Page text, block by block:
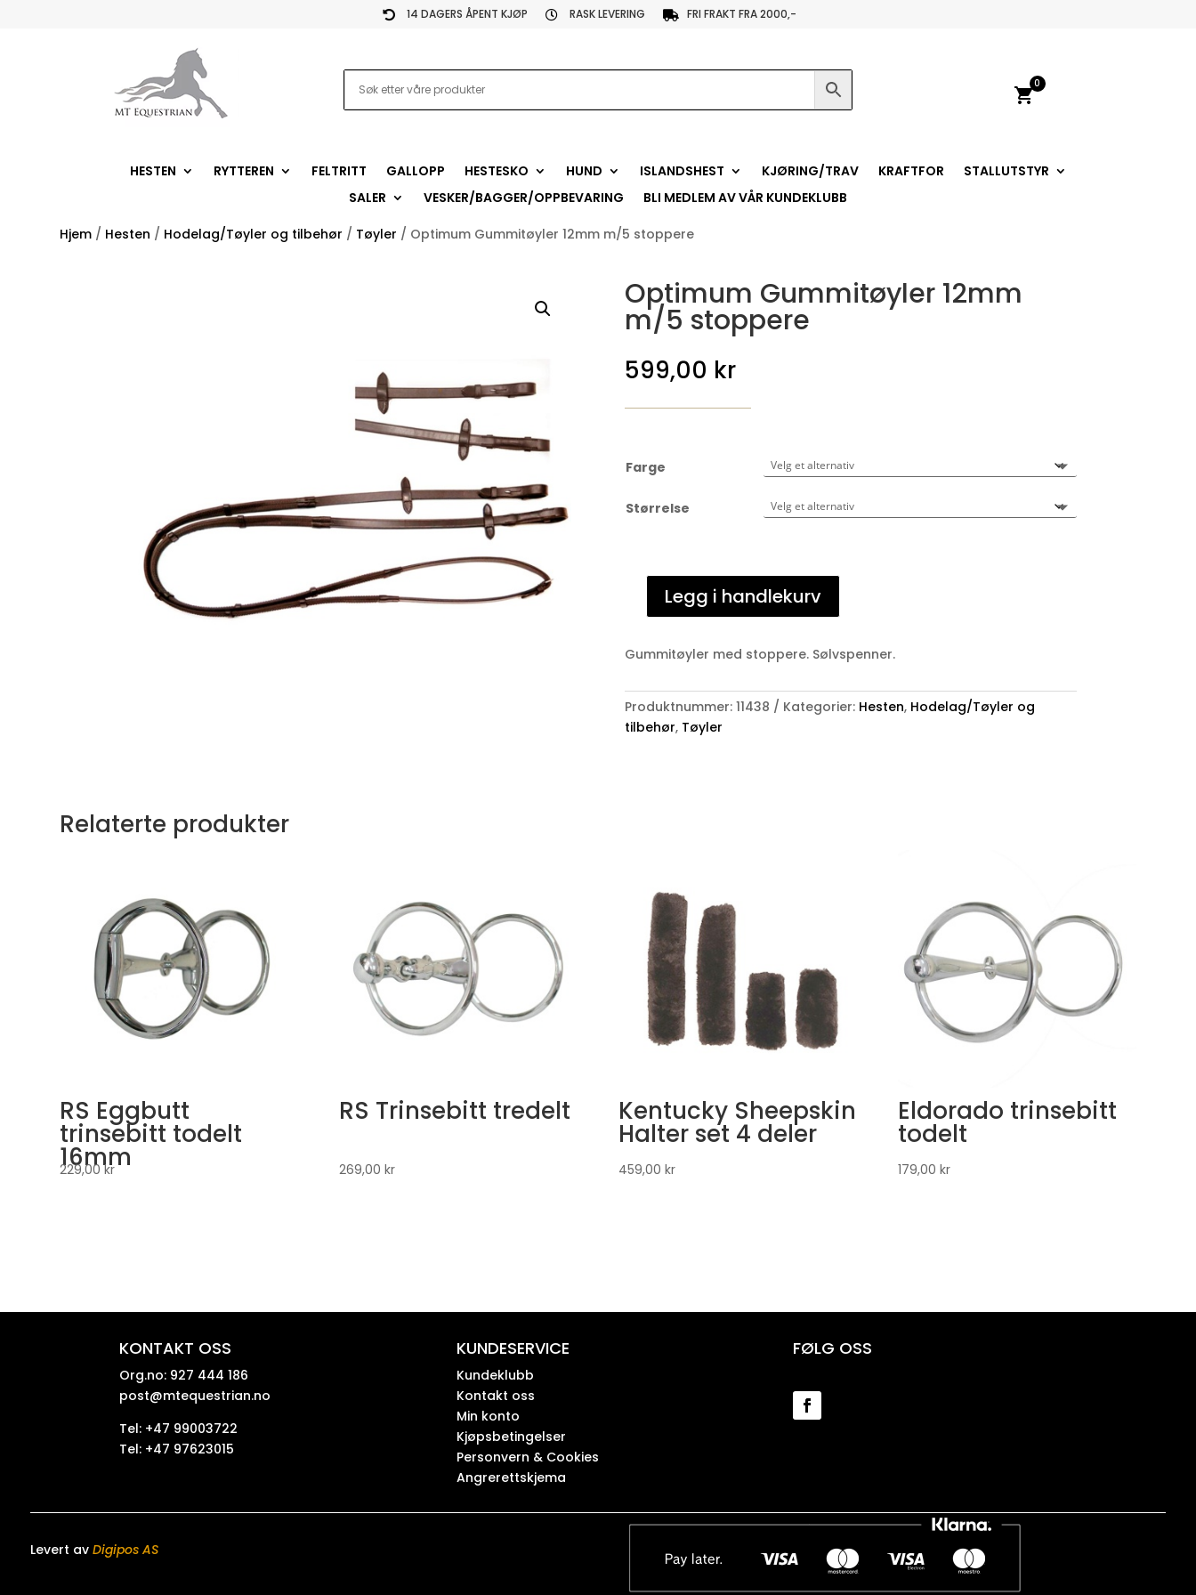
 14 DAGERS ÅPENT KJØP  RASK LEVERING  FRI FRAKT FRA 2000,-
shopping_cart
0
HESTEN RYTTEREN FELTRITT GALLOPP HESTESKO HUND ISLANDSHEST KJØRING/TRAV KRAFTFOR
STALLUTSTYR
SALER
VESKER/BAGGER/OPPBEVARING BLI MEDLEM AV VÅR KUNDEKLUBB
Hjem / Hesten / Hodelag/Tøyler og tilbehør / Tøyler / Optimum Gummitøyler 12mm m/5 stoppere
Optimum Gummitøyler 12mm
m/5 stoppere
599,00 kr
Farge
Størrelse
Optimum
12mm
stoppere
antall
Legg i handlekurv
Gummitøyler med stoppere. Sølvspenner.
Produktnummer: 11438 Kategorier: Hesten, Hodelag/Tøyler og
tilbehør, Tøyler
Relaterte produkter
RS Eggbutt
trinsebitt todelt
16mm
229,00kr
RS Trinsebitt tredelt
269,00kr
Kentucky Sheepskin
Halter set 4 deler
459,00 kr
Eldorado trinsebitt
todelt
179,00 kr
KONTAKT OSS
Org.no: 927 444 186
post@mtequestrian.no
Tel: +47 99003722
Tel: +47 97623015
KUNDESERVICE
Kundeklubb
Kontakt oss
Min konto
Kjøpsbetingelser
Personvern & Cookies
Angrerettskjema
FØLG OSS
Levert av Digipos AS